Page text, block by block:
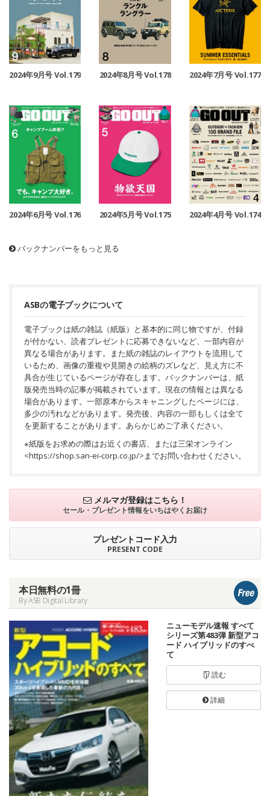
2024年9月号 Vol.179 2024年8月号 Vol.178 2024年7月号 Vol.177
2024年6月号 Vol.176 2024年5月号 Vol.175 2024年4月号 Vol.174
バックナンバーをもっと見る
ASBの電子ブックについて
電子ブックは紙の雑誌（紙版）と基本的に同じ物ですが、付録
が付かない、読者プレゼントに応募できないなど、一部内容が
異なる場合があります。また紙の雑誌のレイアウトを流用して
いるため、画像の重複や見開きの絵柄のズレなど、見え方に不
具合が生じているページが存在します。バックナンバーは、紙
版発売当時の記事が掲載されています。現在の情報とは異なる
場合があります。一部原本からスキャニングしたページには、
多少の汚れなどがあります。発売後、内容の一部もしくは全て
を更新することがあります。あらかじめご了承ください。
※紙版をお求めの際はお近くの書店、または三栄オンライン
<https://shop.san-ei-corp.co.jp/>までお問い合わせください。
メルマガ登録はこちら！
セール・プレゼント情報をいちはやくお届け
プレゼントコード入力
PRESENT CODE
本日無料の1冊
By ASB Digital Library
ニューモデル速報 すべて
シリーズ第483弾 新型アコ
ード ハイブリッドのすべ
て
読む
詳細